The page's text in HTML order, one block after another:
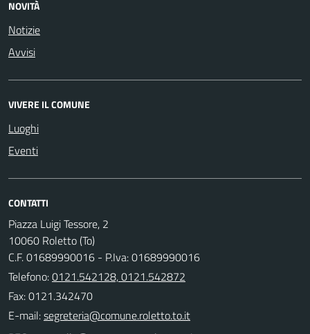
NOVITÀ
Notizie
Avvisi
VIVERE IL COMUNE
Luoghi
Eventi
CONTATTI
Piazza Luigi Tessore, 2
10060 Roletto (To)
C.F. 01689990016 - P.Iva: 01689990016
Telefono:0121.542128, 0121.542872
Fax: 0121.342470
E-mail: